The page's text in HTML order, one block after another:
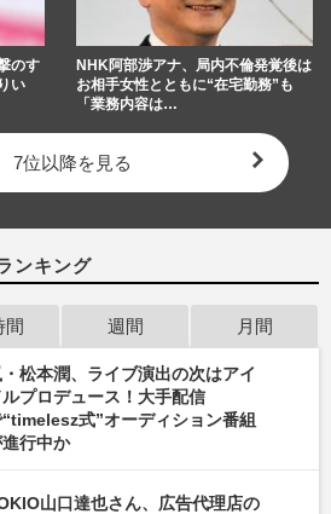
のす
い
NHK阿部渉アナ、局内不倫発覚後は
お相手女性とともに“在宅勤務”も
「業務内容は…
7位以降を見る
ンキング
間 週間 月間
・松本潤、ライブ演出の次はアイ
ルプロデュース！大手配信
式”オーディション番組
行中か
山口達也さん、広告代理店の